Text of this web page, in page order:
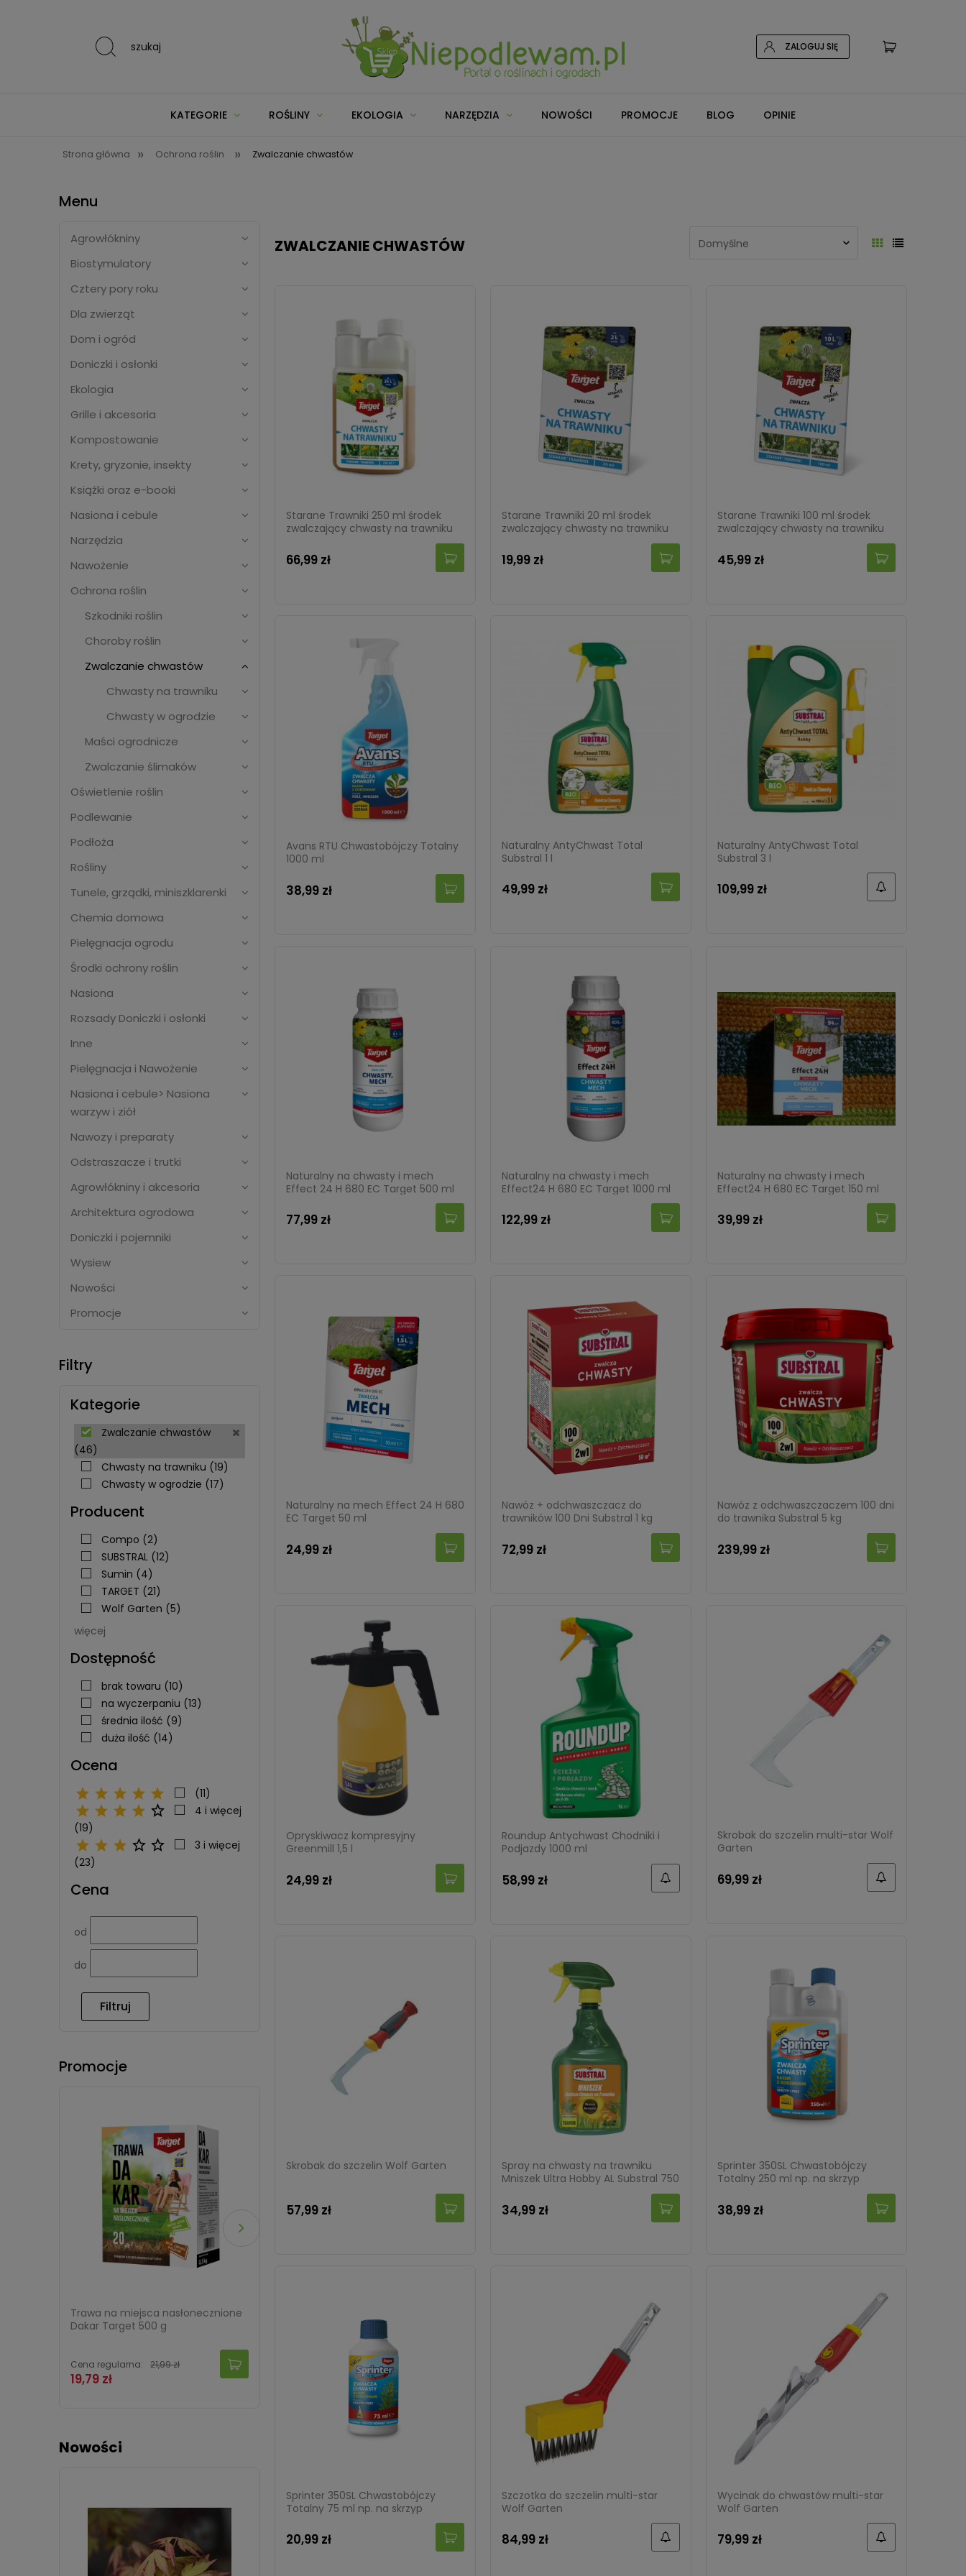
szukaj ZALOGUJ SIĘ
KATEGORIE ROŚLINY EKOLOGIA NARZĘDZIA NOWOŚCI PROMOCJE BLOG OPINIE
Strona główna » Ochrona roślin » Zwalczanie chwastów
Menu
Agrowłókniny
Biostymulatory
Cztery pory roku
Dla zwierząt
Dom i ogród
Doniczki i osłonki
Ekologia
Grille i akcesoria
Kompostowanie
Krety, gryzonie, insekty
Książki oraz e-booki
Nasiona i cebule
Narzędzia
Nawożenie
Ochrona roślin
Szkodniki roślin
Choroby roślin
Zwalczanie chwastów
Chwasty na trawniku
Chwasty w ogrodzie
Maści ogrodnicze
Zwalczanie ślimaków
Oświetlenie roślin
Podlewanie
Podłoża
Rośliny
Tunele, grządki, miniszklarenki
Chemia domowa
Pielęgnacja ogrodu
Środki ochrony roślin
Nasiona
Rozsady Doniczki i osłonki
Inne
Pielęgnacja i Nawożenie
Nasiona i cebule> Nasiona
warzyw i ziół
Nawozy i preparaty
Odstraszacze i trutki
Agrowłókniny i akcesoria
Architektura ogrodowa
Doniczki i pojemniki
Wysiew
Nowości
Promocje
Filtry
Kategorie
Zwalczanie chwastów
(46)
Chwasty na trawniku (19)
Chwasty w ogrodzie (17)
Producent
Compo (2)
SUBSTRAL (12)
Sumin (4)
TARGET (21)
Wolf Garten (5)
więcej
Dostępność
brak towaru (10)
na wyczerpaniu (13)
średnia ilość (9)
duża ilość (14)
Ocena
(11)
4 i więcej
(19)
3 i więcej
(23)
Cena
od
do
Filtruj
Promocje
Trawa na miejsca nasłonecznione
Dakar Target 500 g
19,79 zł
Cena regularna: 21,99 zł
spożywcze Sumin 2 sztuki
Cena regularna: 18,99 zł
Sanium System – na szkodniki –
14,99 zł 69,99 zł
Nowości
ZWALCZANIE CHWASTÓW
Starane Trawniki 250 ml środek
zwalczający chwasty na trawniku
66,99 zł
Starane Trawniki 20 ml środek
zwalczający chwasty na trawniku
19,99 zł
Starane Trawniki 100 ml środek
zwalczający chwasty na trawniku
45,99 zł
Avans RTU Chwastobójczy Totalny
1000 ml
38,99 zł
Naturalny AntyChwast Total
Substral 1 l
49,99 zł
Naturalny AntyChwast Total
Substral 3 l
109,99 zł
Naturalny na chwasty i mech
Effect 24 H 680 EC Target 500 ml
77,99 zł
Naturalny na chwasty i mech
Effect24 H 680 EC Target 1000 ml
122,99 zł
Naturalny na chwasty i mech
Effect24 H 680 EC Target 150 ml
39,99 zł
Naturalny na mech Effect 24 H 680
EC Target 50 ml
24,99 zł
Nawóz + odchwaszczacz do
trawników 100 Dni Substral 1 kg
72,99 zł
Nawóz z odchwaszczaczem 100 dni
do trawnika Substral 5 kg
239,99 zł
Opryskiwacz kompresyjny
Greenmill 1,5 l
24,99 zł
Roundup Antychwast Chodniki i
Podjazdy 1000 ml
58,99 zł
Skrobak do szczelin multi-star Wolf
Garten
69,99 zł
Skrobak do szczelin Wolf Garten
57,99 zł
Spray na chwasty na trawniku
Mniszek Ultra Hobby AL Substral 750
34,99 zł
Sprinter 350SL Chwastobójczy
Totalny 250 ml np. na skrzyp
38,99 zł
Sprinter 350SL Chwastobójczy
Totalny 75 ml np. na skrzyp
20,99 zł
Szczotka do szczelin multi-star
Wolf Garten
84,99 zł
Wycinak do chwastów multi-star
Wolf Garten
79,99 zł